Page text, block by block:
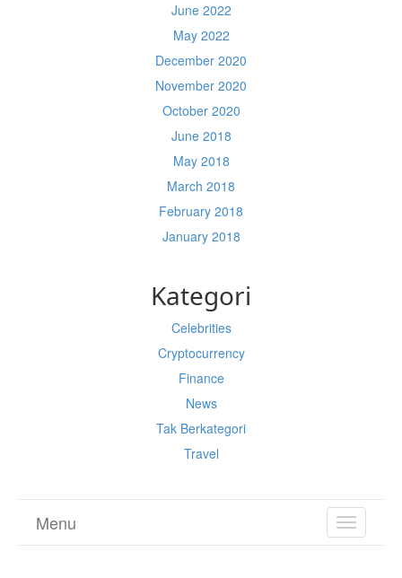
June 2022
May 2022
December 2020
November 2020
October 2020
June 2018
May 2018
March 2018
February 2018
January 2018
Kategori
Celebrities
Cryptocurrency
Finance
News
Tak Berkategori
Travel
TOGGLE
Menu